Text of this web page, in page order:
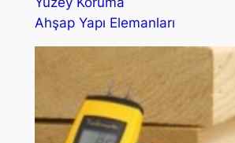
Ahşap Yapı Elemanları